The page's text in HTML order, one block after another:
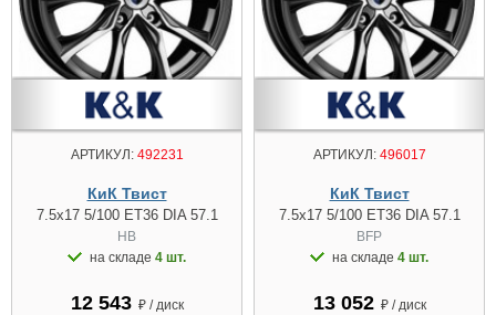
АРТИКУЛ:492231
КиК Твист
7.5x17 5/100 ET36 DIA 57.1
HB
на складе 4 шт.
12 543 ₽ / диск
АРТИКУЛ:496017
КиК Твист
7.5x17 5/100 ET36 DIA 57.1
BFP
на складе 4 шт.
13 052 ₽ / диск